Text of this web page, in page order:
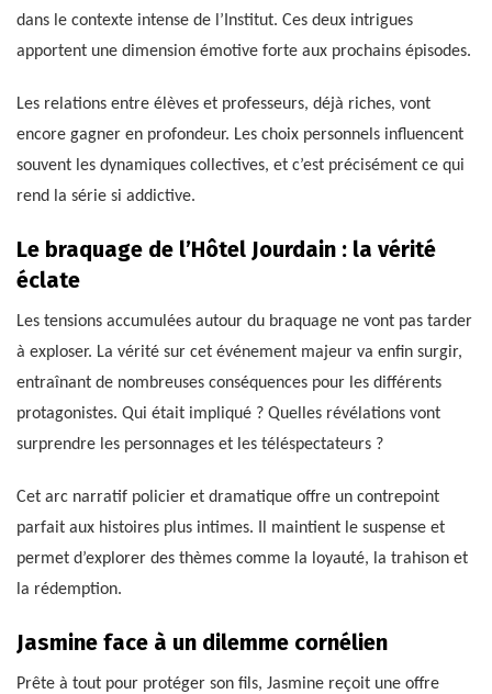
dans le contexte intense de l’Institut. Ces deux intrigues
apportent une dimension émotive forte aux prochains épisodes.
Les relations entre élèves et professeurs, déjà riches, vont
encore gagner en profondeur. Les choix personnels influencent
souvent les dynamiques collectives, et c’est précisément ce qui
rend la série si addictive.
Le braquage de l’Hôtel Jourdain : la vérité
éclate
Les tensions accumulées autour du braquage ne vont pas tarder
à exploser. La vérité sur cet événement majeur va enfin surgir,
entraînant de nombreuses conséquences pour les différents
protagonistes. Qui était impliqué ? Quelles révélations vont
surprendre les personnages et les téléspectateurs ?
Cet arc narratif policier et dramatique offre un contrepoint
parfait aux histoires plus intimes. Il maintient le suspense et
permet d’explorer des thèmes comme la loyauté, la trahison et
la rédemption.
Jasmine face à un dilemme cornélien
Prête à tout pour protéger son fils, Jasmine reçoit une offre